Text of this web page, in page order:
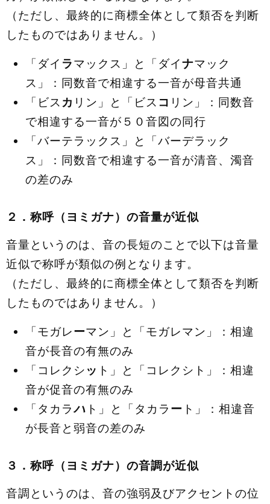
（ただし、最終的に商標全体として類否を判断
したものではありません。）
「ダイ ラマックス」と「ダイナマック
ス」：同数音で相違する一音が母音共通
「ビス カ リン」と「ビス コ リン」：同数音
で相違する一音が５０音図の同行
「バーテラックス」と「バーデラック
ス」：同数音で相違する一音が清音、濁音
の差のみ
２．称呼 （ヨミガナ） の音量が近似
音量というのは、音の長短のことで以下は音量
近似で称呼が類似の例となります。
（ただし、最終的に商標全体として類否を判断
したものではありません。）
「モガレーマン」と「モガレマン」：相違
音が長音の有無のみ
「コレクシ ッ ト」と「コレクシト」：相違
音が促音の有無のみ
「タカラハ ト」と「タカラ ー ト」：相違音
が長音と弱音の差のみ
３．称呼 （ヨミガナ） の音調が近似
音調というのは、音の強弱及びアクセントの位